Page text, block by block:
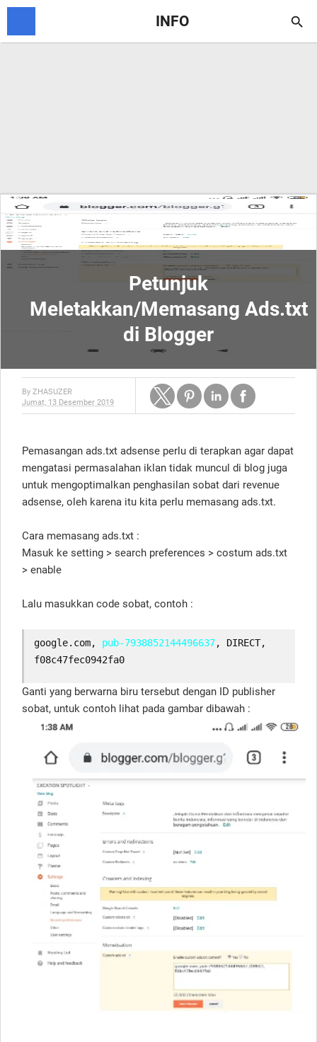
INFO 
Petunjuk
Meletakkan/Memasang Ads.txt
di Blogger
By ZHASUZER
Jumat, 13 Desember 2019
Pemasangan ads.txt adsense perlu di terapkan agar dapat
mengatasi permasalahan iklan tidak muncul di blog juga
untuk mengoptimalkan penghasilan sobat dari revenue
adsense, oleh karena itu kita perlu memasang ads.txt.
Cara memasang ads.txt :
Masuk ke setting > search preferences > costum ads.txt
> enable
Lalu masukkan code sobat, contoh :
google.com, pub-7938852144496637, DIRECT,
f08c47fec0942fa0
Ganti yang berwarna biru tersebut dengan ID publisher
sobat, untuk contoh lihat pada gambar dibawah :